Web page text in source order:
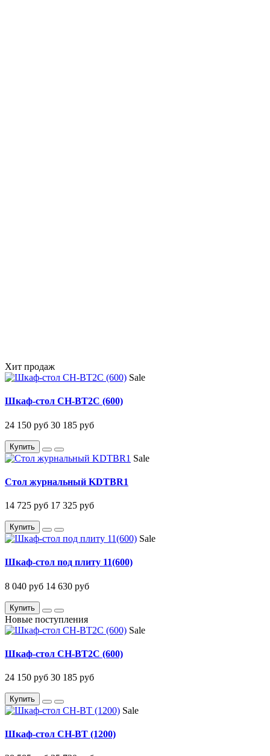
Хит продаж
Sale
Шкаф-стол CH-BT2C (600)
24 150 руб 30 185 руб
Купить
Sale
Стол журнальный KDTBR1
14 725 руб 17 325 руб
Купить
Sale
Шкаф-стол под плиту 11(600)
8 040 руб 14 630 руб
Купить
Новые поступления
Sale
Шкаф-стол CH-BT2C (600)
24 150 руб 30 185 руб
Купить
Sale
Шкаф-стол CH-BT (1200)